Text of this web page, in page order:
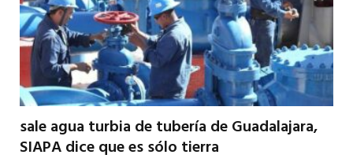
sale agua turbia de tubería de Guadalajara,
SIAPA dice que es sólo tierra